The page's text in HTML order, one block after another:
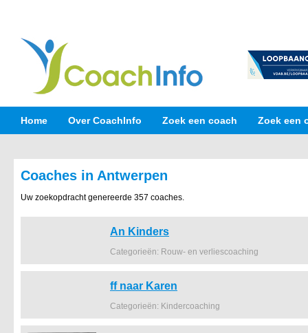
Home Over CoachInfo Zoek een coach Zoek een
Coaches in Antwerpen
Uw zoekopdracht genereerde 357 coaches.
An Kinders
Categorieën: Rouw- en verliescoaching
ff naar Karen
Categorieën: Kindercoaching